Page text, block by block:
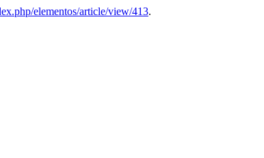
elementos/article/view/413.